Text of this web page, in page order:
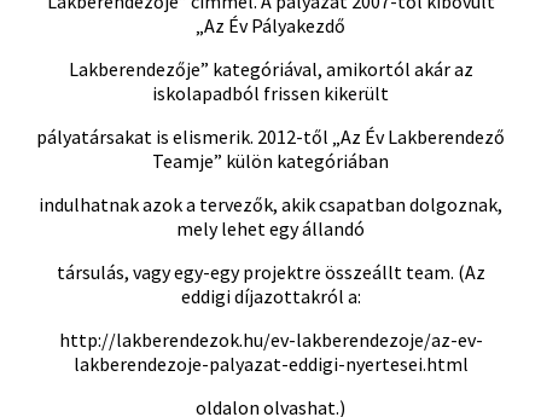
„Az Év Pályakezdő
Lakberendezője” kategóriával, amikortól akár az
iskolapadból frissen kikerült
pályatársakat is elismerik. 2012-től „Az Év Lakberendező
Teamje” külön kategóriában
indulhatnak azok a tervezők, akik csapatban dolgoznak,
mely lehet egy állandó
társulás, vagy egy-egy projektre összeállt team. (Az
eddigi díjazottakról a:
http://lakberendezok.hu/ev-lakberendezoje/az-ev-
lakberendezoje-palyazat-eddigi-nyertesei.html
oldalon olvashat.)